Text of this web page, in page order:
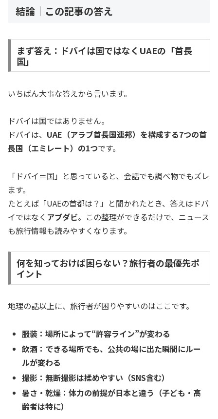
結論｜この記事の答え
まず答え：ドバイは国ではなくUAEの「首長
国」
いちばん大事な答えから言います。
ドバイは国ではありません。
ドバイは、 UAE（アラブ首長国連邦）を構成する7つの首
長国（エミレート）の1つです。
「ドバイ＝国」と思っていると、会話でも調べ物でもズレ
ます。
たとえば「UAEの首都は？」と聞かれたとき、答えはドバ
イではなく アブダビ。この整理ができるだけで、ニュース
も旅行情報も読みやすくなります。
何を知っておけば困らない？旅行者の最優先ポ
イント
地理の話以上に、旅行者が困りやすいのはここです。
服装：場所によって“許容ライン”が変わる
飲酒：できる場所でも、公共の場に出た瞬間にルー
ルが変わる
撮影：無断撮影は揉めやすい（SNS含む）
暑さ・乾燥：体力の前提が日本と違う（子ども・高
齢者は特に）